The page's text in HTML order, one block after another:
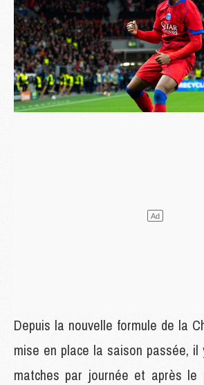
Depuis la nouvelle formule de la
mise en place la saison passée, il
matches par journée et après le